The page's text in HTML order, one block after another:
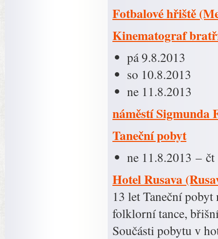
Fotbalové hřiště
Kinematograf
pá 9.8.2013
so 10.8.2013
ne 11.8.2013
náměstí Sigmunda
Taneční pobyt
ne 11.8.2013 –
Hotel Rusava
13 let Taneční pobyt
folklorní tance,
Součásti pobytu v